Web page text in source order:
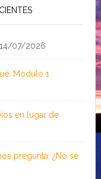
14/07/2026
Módulo 1
en lugar de
pregunta: ¿No se